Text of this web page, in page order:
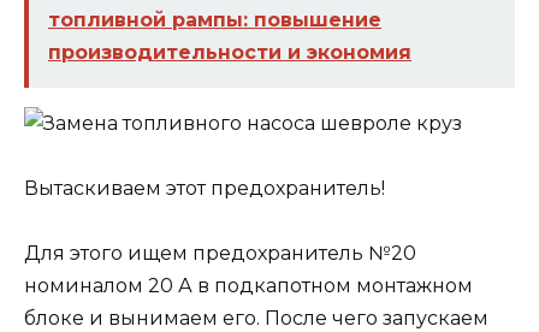
топливной рампы: повышение
производительности и экономия
Вытаскиваем этот предохранитель!
Для этого ищем предохранитель №20
номиналом 20 А в подкапотном монтажном
блоке и вынимаем его. После чего запускаем